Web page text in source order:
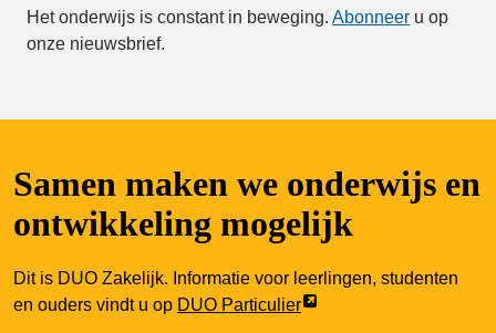
Het onderwijs is constant in beweging. Abonneer u op
onze nieuwsbrief.
Samen maken we onderwijs en
ontwikkeling mogelijk
Dit is DUO Zakelijk. Informatie voor leerlingen, studenten
en ouders vindt u op DUO Particulier
Link